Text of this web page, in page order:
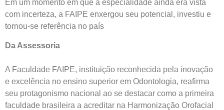
Em um momento em que a especialidade ainda era vista
com incerteza, a FAIPE enxergou seu potencial, investiu e
tornou-se referência no país
Da Assessoria
A Faculdade FAIPE, instituição reconhecida pela inovação
e excelência no ensino superior em Odontologia, reafirma
seu protagonismo nacional ao se destacar como a primeira
faculdade brasileira a acreditar na Harmonização Orofacial